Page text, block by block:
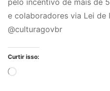
e colaboradores via Lei de
@culturagovbr
Curtir isso:
Carregando...